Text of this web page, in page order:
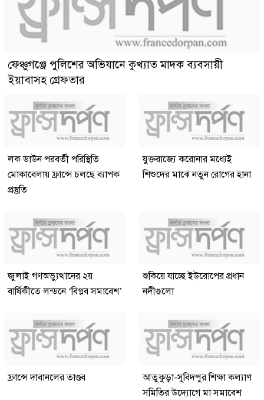
ফেঞ্চুগঞ্জে পুলিশের অভিযানে কুখ্যাত মাদক ব্যবসায়ী
ইয়াবাসহ গ্রেফতার
লক ডাউন পরবর্তী পরিস্থিতি
মোকাবেলায় ফ্রান্সে চলছে ব্যাপক
প্রস্তুতি
যুক্তরাজ্যে করোনার মধ্যেই
শিশুদের মাঝে নতুন রোগের হানা
জুলাই গণঅভ্যুত্থানের ২য়
বার্ষিকীতে লন্ডনে ‘বিপ্লব সমাবেশ’
শুকিয়ে যাচ্ছে ইউরোপের প্রধান
নদীগুলো
ফ্রান্সে দাবানলের তাণ্ডব
আতুকুড়া-সুবিদপুর শিক্ষা কল্যাণ
সমিতির উদ্যোগে মা সমাবেশ